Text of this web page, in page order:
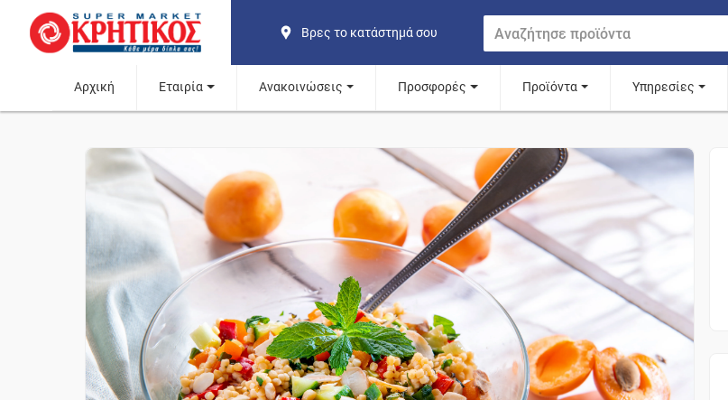
Βρες το κατάστημά σου
Αρχική Εταιρία Ανακοινώσεις Προσφορές Προϊόντα Υπηρεσίες